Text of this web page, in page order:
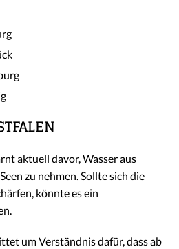
aktuell davor, Wasser aus
zu nehmen. Sollte sich die
könnte es ein
um Verständnis dafür, dass ab